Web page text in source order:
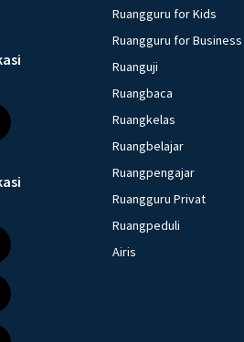
Ruangguru for Kids
Ruangguru for Business
Ruanguji
Ruangbaca
Ruangkelas
Ruangbelajar
Ruangpengajar
Ruangguru Privat
Ruangpeduli
Airis